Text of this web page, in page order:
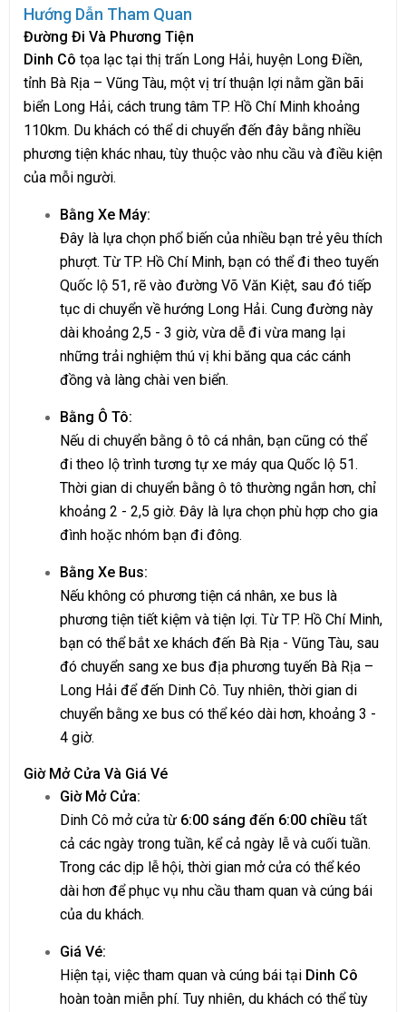
Hướng Dẫn Tham Quan
Đường Đi Và Phương Tiện
Dinh Cô tọa lạc tại thị trấn Long Hải, huyện Long Điền,
tỉnh Bà Rịa – Vũng Tàu, một vị trí thuận lợi nằm gần bãi
biển Long Hải, cách trung tâm TP. Hồ Chí Minh khoảng
110km. Du khách có thể di chuyển đến đây bằng nhiều
phương tiện khác nhau, tùy thuộc vào nhu cầu và điều kiện
của mỗi người.
Bằng Xe Máy:
Đây là lựa chọn phổ biến của nhiều bạn trẻ yêu thích
phượt. Từ TP. Hồ Chí Minh, bạn có thể đi theo tuyến
Quốc lộ 51, rẽ vào đường Võ Văn Kiệt, sau đó tiếp
tục di chuyển về hướng Long Hải. Cung đường này
dài khoảng 2,5 - 3 giờ, vừa dễ đi vừa mang lại
những trải nghiệm thú vị khi băng qua các cánh
đồng và làng chài ven biển.
Bằng Ô Tô:
Nếu di chuyển bằng ô tô cá nhân, bạn cũng có thể
đi theo lộ trình tương tự xe máy qua Quốc lộ 51.
Thời gian di chuyển bằng ô tô thường ngắn hơn, chỉ
khoảng 2 - 2,5 giờ. Đây là lựa chọn phù hợp cho gia
đình hoặc nhóm bạn đi đông.
Bằng Xe Bus:
Nếu không có phương tiện cá nhân, xe bus là
phương tiện tiết kiệm và tiện lợi. Từ TP. Hồ Chí Minh,
bạn có thể bắt xe khách đến Bà Rịa - Vũng Tàu, sau
đó chuyển sang xe bus địa phương tuyến Bà Rịa –
Long Hải để đến Dinh Cô. Tuy nhiên, thời gian di
chuyển bằng xe bus có thể kéo dài hơn, khoảng 3 -
4 giờ.
Giờ Mở Cửa Và Giá Vé
Giờ Mở Cửa:
Dinh Cô mở cửa từ 6:00 sáng đến 6:00 chiều tất
cả các ngày trong tuần, kể cả ngày lễ và cuối tuần.
Trong các dịp lễ hội, thời gian mở cửa có thể kéo
dài hơn để phục vụ nhu cầu tham quan và cúng bái
của du khách.
Giá Vé:
Hiện tại, việc tham quan và cúng bái tại Dinh Cô
hoàn toàn miễn phí. Tuy nhiên, du khách có thể tùy